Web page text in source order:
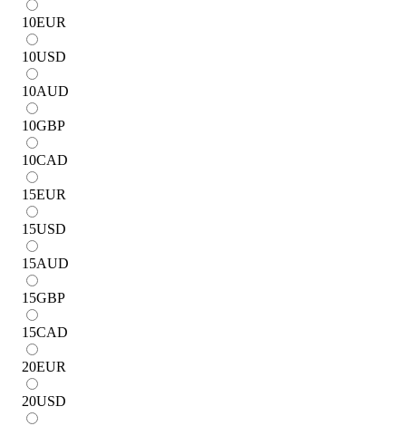
10EUR
10USD
10AUD
10GBP
10CAD
15EUR
15USD
15AUD
15GBP
15CAD
20EUR
20USD